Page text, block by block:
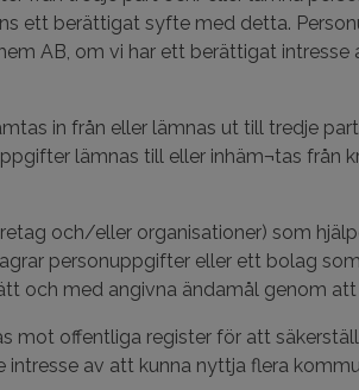
ett berättigat syfte med detta.
AB, om vi har ett berättigat
in från eller lämnas ut till tredje
lämnas till eller inhäm¬tas
och/eller organisationer) som
personuppgifter eller ett bolag
och med angivna ändamål genom
mot offentliga register för att
av att kunna nyttja flera